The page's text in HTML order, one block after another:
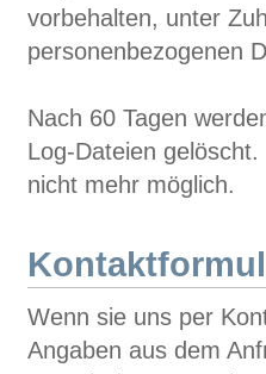
vorbehalten, unter
personenbezogenen
Nach 60 Tagen
Log-Dateien
nicht mehr möglich.
Wenn sie uns per
Angaben aus dem